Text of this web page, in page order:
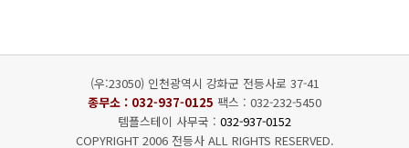
(우:23050) 인천광역시 강화군 전등사로 37-41
종무소 : 032-937-0125 팩스 : 032-232-5450
템플스테이 사무국 : 032-937-0152
COPYRIGHT 2006 전등사 ALL RIGHTS RESERVED.